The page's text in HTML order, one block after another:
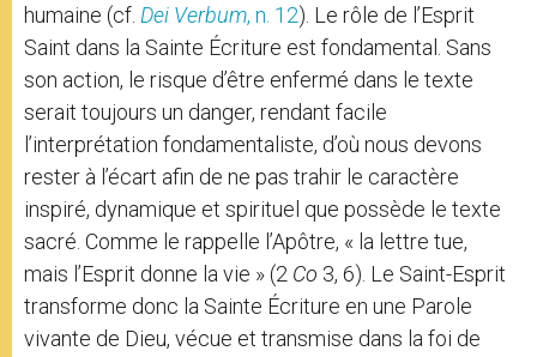
humaine (cf. Dei Verbum, n. 12). Le rôle de l’Esprit
Saint dans la Sainte Écriture est fondamental. Sans
son action, le risque d’être enfermé dans le texte
serait toujours un danger, rendant facile
l’interprétation fondamentaliste, d’où nous devons
rester à l’écart afin de ne pas trahir le caractère
inspiré, dynamique et spirituel que possède le texte
sacré. Comme le rappelle l’Apôtre, « la lettre tue,
mais l’Esprit donne la vie » (2 Co 3, 6). Le Saint-Esprit
transforme donc la Sainte Écriture en une Parole
vivante de Dieu, vécue et transmise dans la foi de